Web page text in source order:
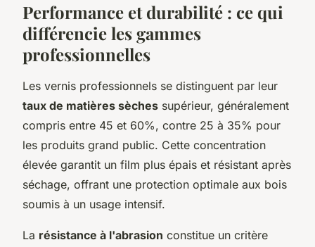
Performance et durabilité : ce qui
différencie les gammes
professionnelles
Les vernis professionnels se distinguent par leur
taux de matières sèches supérieur, généralement
compris entre 45 et 60%, contre 25 à 35% pour
les produits grand public. Cette concentration
élevée garantit un film plus épais et résistant après
séchage, offrant une protection optimale aux bois
soumis à un usage intensif.
La résistance à l'abrasion constitue un critère